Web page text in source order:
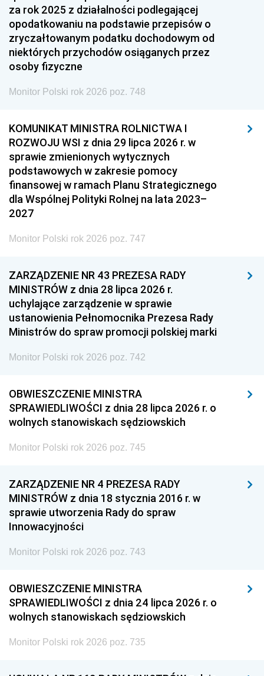
za rok 2025 z działalności podlegającej
opodatkowaniu na podstawie przepisów o
zryczałtowanym podatku dochodowym od
niektórych przychodów osiąganych przez
osoby fizyczne
Monitor Polski rok 2026 poz. 748
KOMUNIKAT MINISTRA ROLNICTWA I
ROZWOJU WSI z dnia 29 lipca 2026 r. w
sprawie zmienionych wytycznych
podstawowych w zakresie pomocy
finansowej w ramach Planu Strategicznego
dla Wspólnej Polityki Rolnej na lata 2023–
2027
Monitor Polski rok 2026 poz. 747
ZARZĄDZENIE NR 43 PREZESA RADY
MINISTRÓW z dnia 28 lipca 2026 r.
uchylające zarządzenie w sprawie
ustanowienia Pełnomocnika Prezesa Rady
Ministrów do spraw promocji polskiej marki
Monitor Polski rok 2026 poz. 742
OBWIESZCZENIE MINISTRA
SPRAWIEDLIWOŚCI z dnia 28 lipca 2026 r. o
wolnych stanowiskach sędziowskich
Monitor Polski rok 2026 poz. 745
ZARZĄDZENIE NR 4 PREZESA RADY
MINISTRÓW z dnia 18 stycznia 2016 r. w
sprawie utworzenia Rady do spraw
Innowacyjności
Monitor Polski rok 2026 poz. 743
OBWIESZCZENIE MINISTRA
SPRAWIEDLIWOŚCI z dnia 24 lipca 2026 r. o
wolnych stanowiskach sędziowskich
Monitor Polski rok 2026 poz. 735